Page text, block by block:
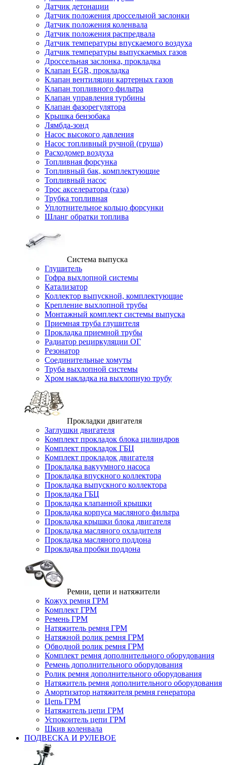
Датчик детонации
Датчик положения дроссельной заслонки
Датчик положения коленвала
Датчик положения распредвала
Датчик температуры впускаемого воздуха
Датчик температуры выпускаемых газов
Дроссельная заслонка, прокладка
Клапан EGR, прокладка
Клапан вентиляции картерных газов
Клапан топливного фильтра
Клапан управления турбины
Клапан фазорегулятора
Крышка бензобака
Лямбда-зонд
Насос высокого давления
Насос топливный ручной (груша)
Расходомер воздуха
Топливная форсунка
Топливный бак, комплектующие
Топливный насос
Трос акселератора (газа)
Трубка топливная
Уплотнительное кольцо форсунки
Шланг обратки топлива
Система выпуска
Глушитель
Гофра выхлопной системы
Катализатор
Коллектор выпускной, комплектующие
Крепление выхлопной трубы
Монтажный комплект системы выпуска
Приемная труба глушителя
Прокладка приемной трубы
Радиатор рециркуляции ОГ
Резонатор
Соединительные хомуты
Труба выхлопной системы
Хром накладка на выхлопную трубу
Прокладки двигателя
Заглушки двигателя
Комплект прокладок блока цилиндров
Комплект прокладок ГБЦ
Комплект прокладок двигателя
Прокладка вакуумного насоса
Прокладка впускного коллектора
Прокладка выпускного коллектора
Прокладка ГБЦ
Прокладка клапанной крышки
Прокладка корпуса масляного фильтра
Прокладка крышки блока двигателя
Прокладка масляного охладителя
Прокладка масляного поддона
Прокладка пробки поддона
Ремни, цепи и натяжители
Кожух ремня ГРМ
Комплект ГРМ
Ремень ГРМ
Натяжитель ремня ГРМ
Натяжной ролик ремня ГРМ
Обводной ролик ремня ГРМ
Комплект ремня дополнительного оборудования
Ремень дополнительного оборудования
Ролик ремня дополнительного оборудования
Натяжитель ремня дополнительного оборудования
Амортизатор натяжителя ремня генератора
Цепь ГРМ
Натяжитель цепи ГРМ
Успокоитель цепи ГРМ
Шкив коленвала
ПОДВЕСКА И РУЛЕВОЕ